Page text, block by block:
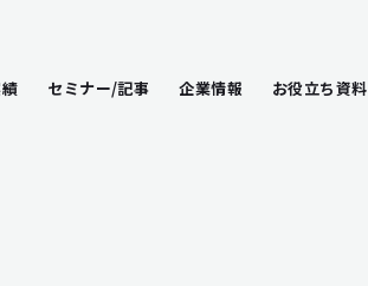
セミナー/記事 企業情報 お役立ち資料